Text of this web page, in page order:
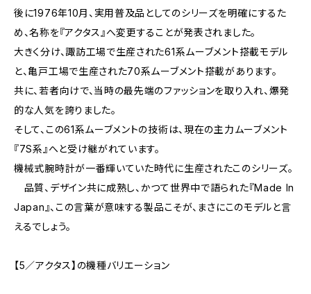
後に1976年10月、実用普及品としてのシリーズを明確にするた
め、名称を『アクタス』へ変更することが発表されました。
大きく分け、諏訪工場で生産された61系ムーブメント搭載モデル
と、亀戸工場で生産された70系ムーブメント搭載があります。
共に、若者向けで、当時の最先端のファッションを取り入れ、爆発
的な人気を誇りました。
そして、この61系ムーブメントの技術は、現在の主力ムーブメント
『7S系』へと受け継がれています。
機械式腕時計が一番輝いていた時代に生産されたこのシリーズ。
品質、デザイン共に成熟し、かつて世界中で語られた『Made In
Japan』、この言葉が意味する製品こそが、まさにこのモデルと言
えるでしょう。
【5／アクタス】の機種バリエーション